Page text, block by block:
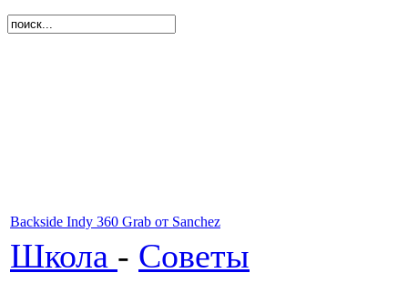
Backside Indy 360 Grab от Sanchez
Школа - Советы